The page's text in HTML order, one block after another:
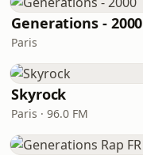
Generations - 2000
Paris
Skyrock
Paris · 96.0 FM